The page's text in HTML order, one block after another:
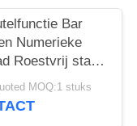
Bar
Numerieke
Roestvrij staal
Key Pinpad
MOQ:1 stuks